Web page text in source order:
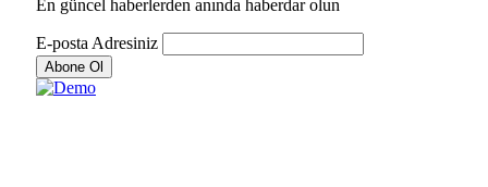
En güncel haberlerden anında haberdar olun
E-posta Adresiniz